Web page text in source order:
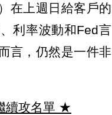
在上週日給客戶的
利率波動和Fed言
言，仍然是一件非
續攻名單 ★